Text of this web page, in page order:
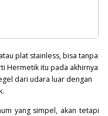
plat stainless, bisa tanpa
Hermetik itu pada akhirnya
dari udara luar dengan
yang simpel, akan tetapi